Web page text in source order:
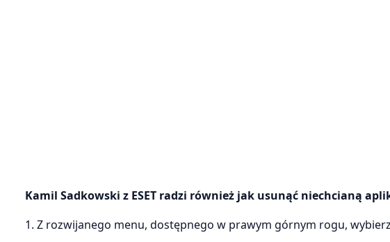
Kamil Sadkowski z ESET radzi również jak usunąć niechcianą
1. Z rozwijanego menu, dostępnego w prawym górnym rogu,